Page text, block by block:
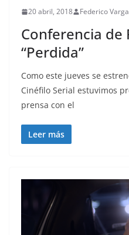
20 abril, 2018 Federico
Conferencia de
“Perdida”
Como este jueves se
Cinéfilo Serial estuvimos
prensa con el
Leer más